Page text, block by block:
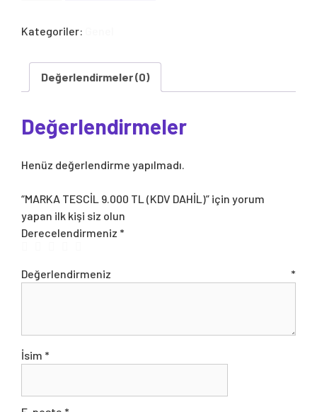
TL
DAHİL)
adet
Kategoriler:
Değerlendirmeler (0)
Değerlendirmeler
Henüz değerlendirme yapılmadı.
“MARKA TESCİL 9.000 TL (KDV DAHİL)” için yorum
yapan ilk kişi siz olun
Derecelendirmeniz *
Değerlendirmeniz *
İsim *